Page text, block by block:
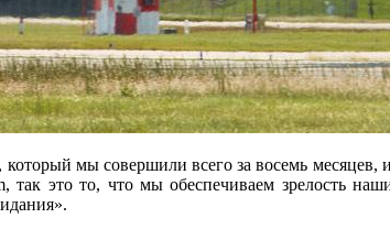
который мы совершили всего за восемь
так это то, что мы обеспечиваем зрелость